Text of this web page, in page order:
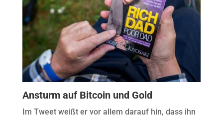
Ansturm auf Bitcoin und Gold
Im Tweet weißt er vor allem darauf hin, dass ihn